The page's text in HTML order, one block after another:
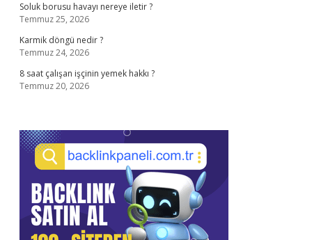
Soluk borusu havayı nereye iletir ?
Temmuz 25, 2026
Karmik döngü nedir ?
Temmuz 24, 2026
8 saat çalışan işçinin yemek hakkı ?
Temmuz 20, 2026